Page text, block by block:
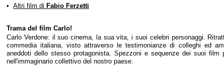
• Altri film di Fabio Ferzetti
Trama del film Carlo!
Carlo Verdone: il suo cinema, la sua vita, i suoi celebri personaggi.
commedia italiana, visto attraverso le testimonianze di colleghi ed
aneddoti dello stesso protagonista. Spezzoni e sequenze dei suoi film
nell'immaginario collettivo del nostro paese.